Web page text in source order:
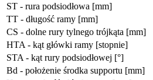
ST - rura podsiodłowa [mm]
TT - długość ramy [mm]
CS - dolne rury tylnego trójkąta [mm]
HTA - kąt główki ramy [stopnie]
STA - kąt rury podsiodłowej [°]
Bd - położenie środka supportu [mm]